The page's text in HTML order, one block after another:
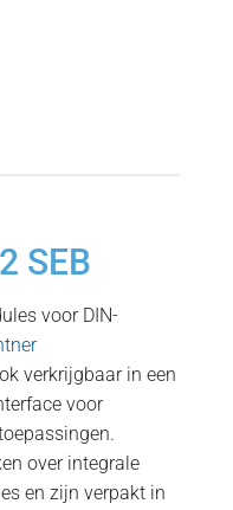
SEB
voor DIN-
verkrijgbaar in een
voor
over integrale
en zijn verpakt in